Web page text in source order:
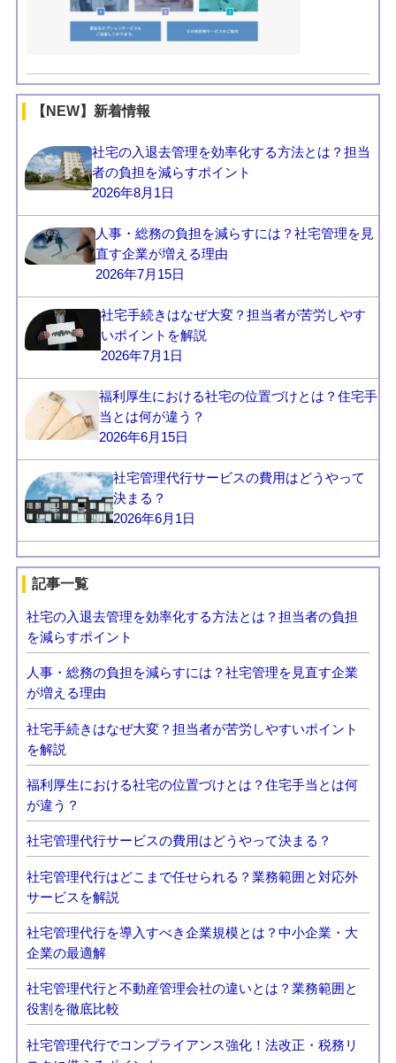
【NEW】新着情報
社宅の入退去管理を効率化する方法とは？担当
者の負担を減らすポイント
2026年8月1日
人事・総務の負担を減らすには？社宅管理を見
直す企業が増える理由
2026年7月15日
社宅手続きはなぜ大変？担当者が苦労しやす
いポイントを解説
2026年7月1日
福利厚生における社宅の位置づけとは？住宅手
当とは何が違う？
2026年6月15日
社宅管理代行サービスの費用はどうやって
決まる？
2026年6月1日
記事一覧
社宅の入退去管理を効率化する方法とは？担当者の負担
を減らすポイント
人事・総務の負担を減らすには？社宅管理を見直す企業
が増える理由
社宅手続きはなぜ大変？担当者が苦労しやすいポイント
を解説
福利厚生における社宅の位置づけとは？住宅手当とは何
が違う？
社宅管理代行サービスの費用はどうやって決まる？
社宅管理代行はどこまで任せられる？業務範囲と対応外
サービスを解説
社宅管理代行を導入すべき企業規模とは？中小企業・大
企業の最適解
社宅管理代行と不動産管理会社の違いとは？業務範囲と
役割を徹底比較
社宅管理代行でコンプライアンス強化！法改正・税務リ